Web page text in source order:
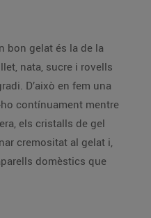
bon gelat és la de la
nata, sucre i rovells
D’això en fem una
contínuament mentre
els cristalls de gel
cremositat al gelat i,
domèstics que